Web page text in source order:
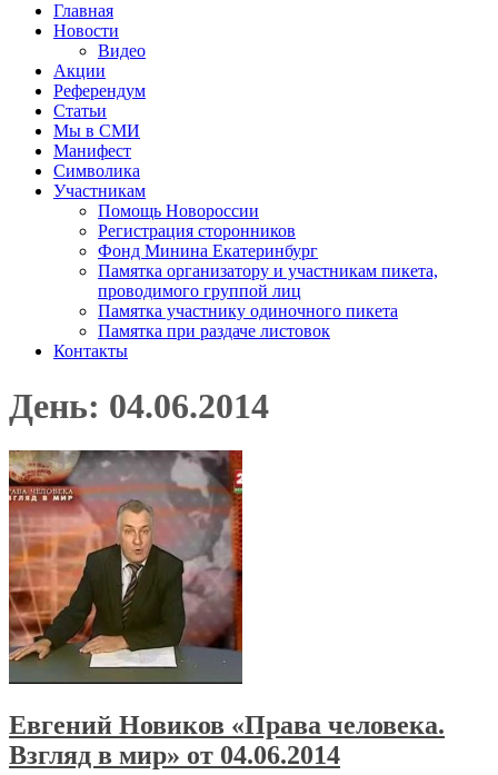
Главная
Новости
Видео
Акции
Референдум
Статьи
Мы в СМИ
Манифест
Символика
Участникам
Помощь Новороссии
Регистрация сторонников
Фонд Минина Екатеринбург
Памятка организатору и участникам пикета,
проводимого группой лиц
Памятка участнику одиночного пикета
Памятка при раздаче листовок
Контакты
День: 04.06.2014
Евгений Новиков «Права человека.
Взгляд в мир» от 04.06.2014